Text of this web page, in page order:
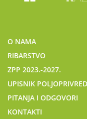
O NAMA
RIBARSTVO
ZPP 2023.-2027.
UPISNIK
PITANJA I ODGOVORI
KONTAKTI